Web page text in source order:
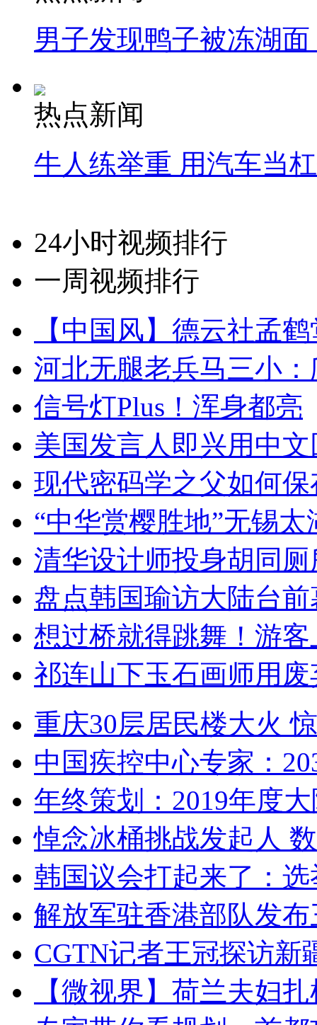
男子发现鸭子被冻湖
热点新闻
牛人练举重 用汽车当
24小时视频排行
一周视频排行
【中国风】德云社孟
河北无腿老兵马三小
信号灯Plus！浑身都亮
美国发言人即兴用中
现代密码学之父如何
“中华赏樱胜地”无锡
清华设计师投身胡同
盘点韩国瑜访大陆台
想过桥就得跳舞！游客
祁连山下玉石画师用
重庆30层居民楼大火
中国疾控中心专家：
年终策划：2019年度
悼念冰桶挑战发起人
韩国议会打起来了：
解放军驻香港部队发
CGTN记者王冠探访新
【微视界】荷兰夫妇